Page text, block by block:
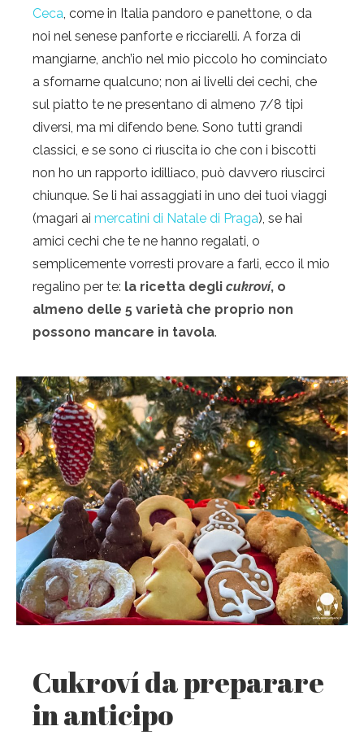
Ceca, come in Italia pandoro e panettone, o da
noi nel senese panforte e ricciarelli. A forza di
mangiarne, anch’io nel mio piccolo ho cominciato
a sfornarne qualcuno; non ai livelli dei cechi, che
sul piatto te ne presentano di almeno 7/8 tipi
diversi, ma mi difendo bene. Sono tutti grandi
classici, e se sono ci riuscita io che con i biscotti
non ho un rapporto idilliaco, può davvero riuscirci
chiunque. Se li hai assaggiati in uno dei tuoi viaggi
(magari ai mercatini di Natale di Praga), se hai
amici cechi che te ne hanno regalati, o
semplicemente vorresti provare a farli, ecco il mio
regalino per te: la ricetta degli cukroví, o
almeno delle 5 varietà che proprio non
possono mancare in tavola.
Cukroví da preparare
in anticipo